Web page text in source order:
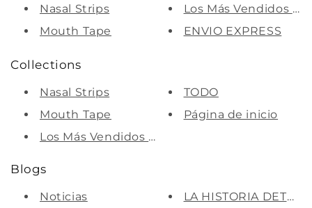
Nasal Strips
Mouth Tape
Los Más Vendidos
ENVIO EXPRESS
Collections
Nasal Strips
Mouth Tape
Los Más Vendidos (Pack de 2)
TODO
Página de inicio
Blogs
Noticias LA HISTORIA